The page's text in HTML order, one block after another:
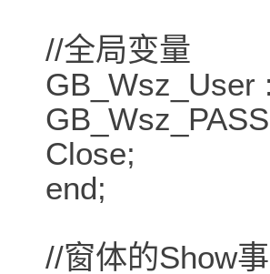
//全局变量
GB_Wsz_User
Close;
end;
//窗体的Show